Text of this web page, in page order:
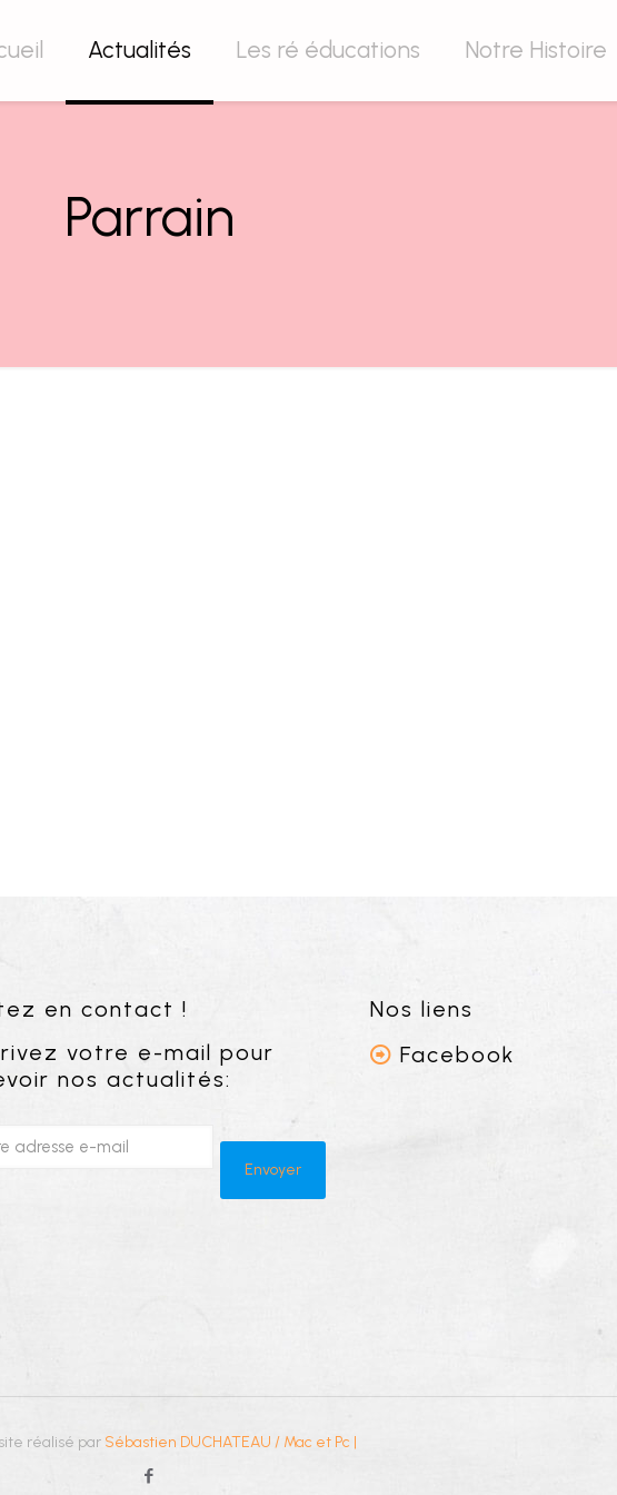
Actualités Les ré éducations Notre Histoire
Parrain
en contact !
votre e-mail pour
nos actualités:
Nos liens
Facebook
réalisé par Sébastien DUCHATEAU / Mac et Pc |